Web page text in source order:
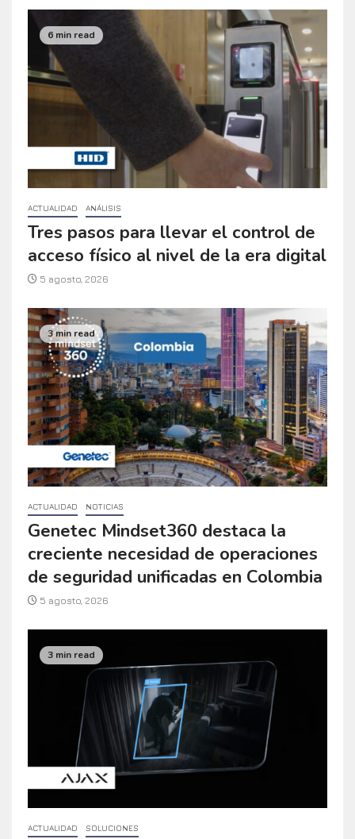
6 min read
ACTUALIDAD ANÁLISIS
Tres pasos para llevar el control de
acceso físico al nivel de la era digital
5 agosto, 2026
3 min read
ACTUALIDAD NOTICIAS
Genetec Mindset360 destaca la
creciente necesidad de operaciones
de seguridad unificadas en Colombia
5 agosto, 2026
3 min read
ACTUALIDAD SOLUCIONES